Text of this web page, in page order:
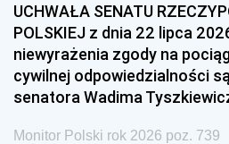
UCHWAŁA SENATU
POLSKIEJ z dnia 22 lipca
niewyrażenia zgody na
cywilnej odpowiedzialności
senatora Wadima
Monitor Polski rok 2026 poz. 739